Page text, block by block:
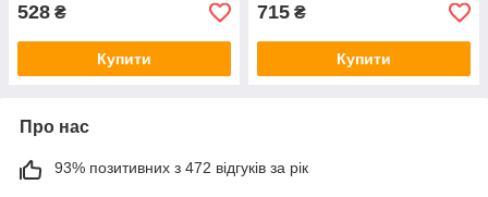
528 ₴
Купити
715 ₴
Купити
Про нас
93% позитивних з 472 відгуків за рік